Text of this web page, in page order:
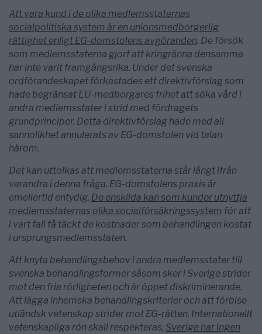
Att vara kund i de olika medlemsstaternas
socialpolitiska system är en unionsmedborgerlig
rättighet enligt EG-domstolens avgöranden. De försök
som medlemsstaterna gjort att kringränna densamma
har inte varit framgångsrika. Under det svenska
ordförandeskapet förkastades ett direktivförslag som
hade begränsat EU-medborgares frihet att söka vård i
andra medlemsstater i strid med fördragets
grundprinciper. Detta direktivförslag hade med all
sannolikhet annulerats av EG-domstolen vid talan
härom.
Det kan uttolkas att medlemsstaterna står långt ifrån
varandra i denna fråga. EG-domstolens praxis är
emellertid entydig. De enskilda kan som kunder utnyttja
medlemsstaternas olika socialförsäkringssystem för att
i vart fall få täckt de kostnader som behandlingen kostat
i ursprungsmedlemsstaten.
Att knyta behandlingsbehov i andra medlemsstater till
svenska behandlingsformer såsom sker i Sverige strider
mot den fria rörligheten och är öppet diskriminerande.
Att lägga inhemska behandlingskriterier och att förbise
utländsk vetenskap strider mot EG-rätten. Internationellt
vetenskapliga rön skall respekteras, Sverige har ingen